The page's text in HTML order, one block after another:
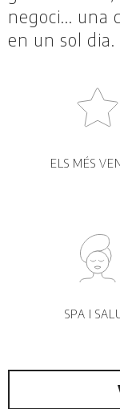
negoci...
en un sol
ELS MÉS
SPA I